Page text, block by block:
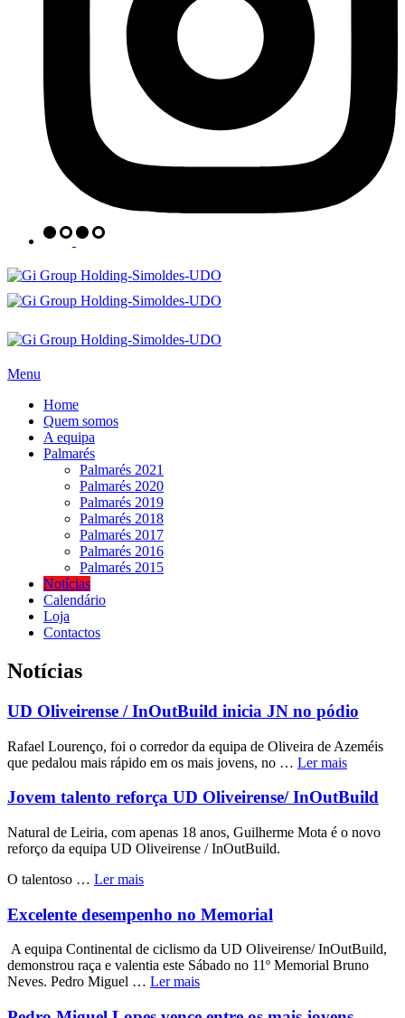
Menu
Home
Quem somos
A equipa
Palmarés
Palmarés 2021
Palmarés 2020
Palmarés 2019
Palmarés 2018
Palmarés 2017
Palmarés 2016
Palmarés 2015
Notícias
Calendário
Loja
Contactos
Notícias
UD Oliveirense / InOutBuild inicia JN no pódio
Rafael Lourenço, foi o corredor da equipa de Oliveira de Azeméis
que pedalou mais rápido em os mais jovens, no … Ler mais
Jovem talento reforça UD Oliveirense/ InOutBuild
Natural de Leiria, com apenas 18 anos, Guilherme Mota é o novo
reforço da equipa UD Oliveirense / InOutBuild.
O talentoso … Ler mais
Excelente desempenho no Memorial
A equipa Continental de ciclismo da UD Oliveirense/ InOutBuild,
demonstrou raça e valentia este Sábado no 11º Memorial Bruno
Neves. Pedro Miguel … Ler mais